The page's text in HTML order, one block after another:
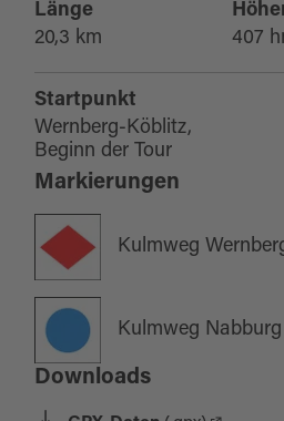
Länge
20,3 km
407
Startpunkt
Wernberg-Köblitz,
Beginn der Tour
Markierungen
Kulmweg
Kulmweg Nabburg
Downloads